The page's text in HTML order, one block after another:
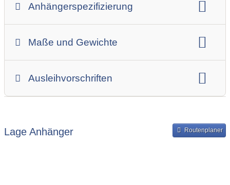
Anhängerspezifizierung
Maße und Gewichte
Ausleihvorschriften
Bereitstellung und Rückgabe des Anhängers
Lage Anhänger Routenplaner